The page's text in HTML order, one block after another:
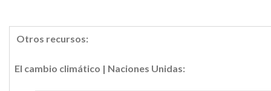
Otros recursos:
El cambio climático | Naciones Unidas: